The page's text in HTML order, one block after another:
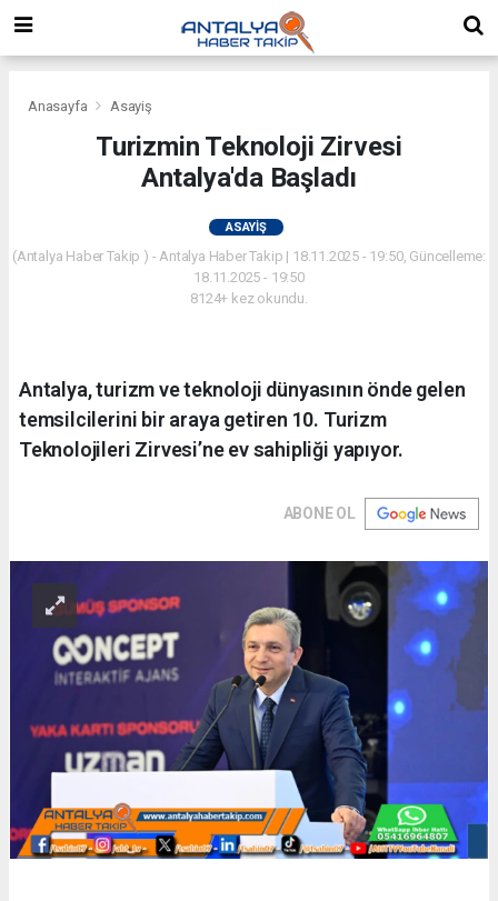
Anasayfa Asayiş
Turizmin Teknoloji Zirvesi
Antalya'da Başladı
ASAYIŞ
(Antalya Haber Takip ) - Antalya Haber Takip | 18.11.2025 - 19:50, Güncelleme:
18.11.2025 - 19:50
8124+ kez okundu.
Antalya, turizm ve teknoloji dünyasının önde gelen
temsilcilerini bir araya getiren 10. Turizm
Teknolojileri Zirvesi’ne ev sahipliği yapıyor.
ABONE OL